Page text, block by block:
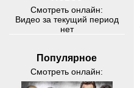
Смотреть онлайн:
Видео за текущий период
нет
Популярное
Смотреть онлайн: